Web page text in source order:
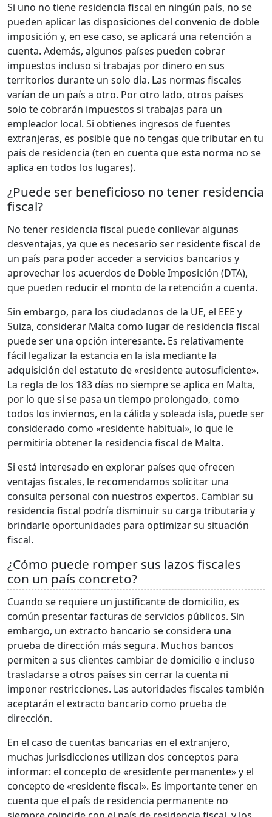
Si uno no tiene residencia fiscal en ningún país, no se
pueden aplicar las disposiciones del convenio de doble
imposición y, en ese caso, se aplicará una retención a
cuenta. Además, algunos países pueden cobrar
impuestos incluso si trabajas por dinero en sus
territorios durante un solo día. Las normas fiscales
varían de un país a otro. Por otro lado, otros países
solo te cobrarán impuestos si trabajas para un
empleador local. Si obtienes ingresos de fuentes
extranjeras, es posible que no tengas que tributar en tu
país de residencia (ten en cuenta que esta norma no se
aplica en todos los lugares).
¿Puede ser beneficioso no tener residencia
fiscal?
No tener residencia fiscal puede conllevar algunas
desventajas, ya que es necesario ser residente fiscal de
un país para poder acceder a servicios bancarios y
aprovechar los acuerdos de Doble Imposición (DTA),
que pueden reducir el monto de la retención a cuenta.
Sin embargo, para los ciudadanos de la UE, el EEE y
Suiza, considerar Malta como lugar de residencia fiscal
puede ser una opción interesante. Es relativamente
fácil legalizar la estancia en la isla mediante la
adquisición del estatuto de «residente autosuficiente».
La regla de los 183 días no siempre se aplica en Malta,
por lo que si se pasa un tiempo prolongado, como
todos los inviernos, en la cálida y soleada isla, puede ser
considerado como «residente habitual», lo que le
permitiría obtener la residencia fiscal de Malta.
Si está interesado en explorar países que ofrecen
ventajas fiscales, le recomendamos solicitar una
consulta personal con nuestros expertos. Cambiar su
residencia fiscal podría disminuir su carga tributaria y
brindarle oportunidades para optimizar su situación
fiscal.
¿Cómo puede romper sus lazos fiscales
con un país concreto?
Cuando se requiere un justificante de domicilio, es
común presentar facturas de servicios públicos. Sin
embargo, un extracto bancario se considera una
prueba de dirección más segura. Muchos bancos
permiten a sus clientes cambiar de domicilio e incluso
trasladarse a otros países sin cerrar la cuenta ni
imponer restricciones. Las autoridades fiscales también
aceptarán el extracto bancario como prueba de
dirección.
En el caso de cuentas bancarias en el extranjero,
muchas jurisdicciones utilizan dos conceptos para
informar: el concepto de «residente permanente» y el
concepto de «residente fiscal». Es importante tener en
cuenta que el país de residencia permanente no